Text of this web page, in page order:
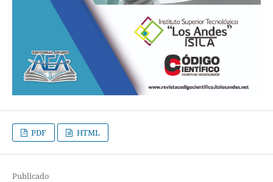
PDF HTML
Publicado